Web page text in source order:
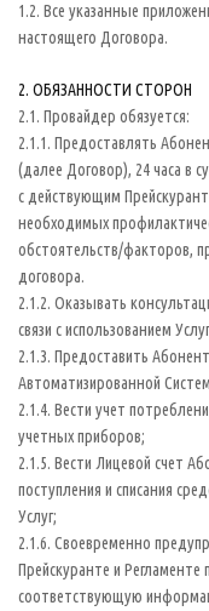
1.2. Все указанные
настоящего Договора.
2. ОБЯЗАННОСТИ СТОРОН
2.1. Провайдер обязуется:
2.1.1. Предоставлять
(далее Договор), 24 часа в
с действующим
необходимых
обстоятельств/факторов,
договора.
2.1.2. Оказывать
связи с использованием
2.1.3. Предоставить
Автоматизированной
2.1.4. Вести учет
учетных приборов;
2.1.5. Вести Лицевой счет
поступления и списания
Услуг;
2.1.6. Своевременно
Прейскуранте и Регламенте
соответствующую